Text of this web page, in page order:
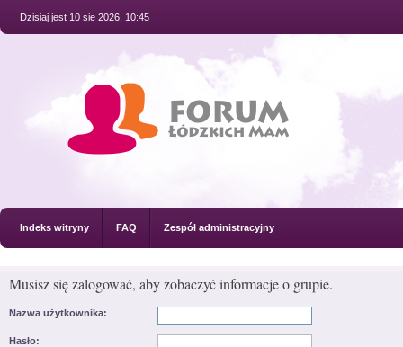
Dzisiaj jest 10 sie 2026, 10:45
Indeks witryny FAQ Zespół administracyjny
Musisz się zalogować, aby zobaczyć informacje o grupie.
Nazwa użytkownika:
Hasło: